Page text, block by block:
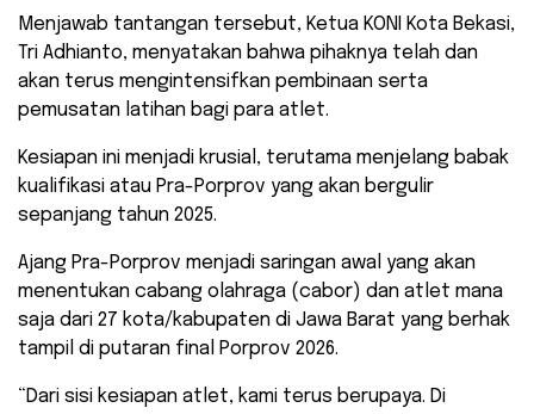
Menjawab tantangan tersebut, Ketua KONI Kota Bekasi,
Tri Adhianto, menyatakan bahwa pihaknya telah dan
akan terus mengintensifkan pembinaan serta
pemusatan latihan bagi para atlet.
Kesiapan ini menjadi krusial, terutama menjelang babak
kualifikasi atau Pra-Porprov yang akan bergulir
sepanjang tahun 2025.
Ajang Pra-Porprov menjadi saringan awal yang akan
menentukan cabang olahraga (cabor) dan atlet mana
saja dari 27 kota/kabupaten di Jawa Barat yang berhak
tampil di putaran final Porprov 2026.
“Dari sisi kesiapan atlet, kami terus berupaya. Di